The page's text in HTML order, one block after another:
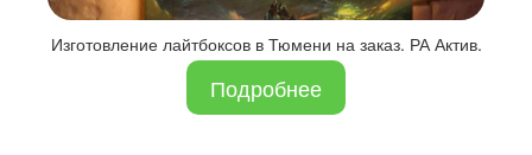
Изготовление лайтбоксов в Тюмени на заказ. РА Актив.
Подробнее